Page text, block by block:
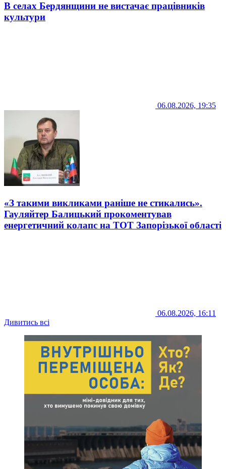
В селах Бердянщини не вистачає працівників
культури
06.08.2026, 19:35
«З такими викликами раніше не стикались».
Гауляйтер Балицький прокоментував
енергетичний колапс на ТОТ Запорізької області
06.08.2026, 16:11
Дивитись всі